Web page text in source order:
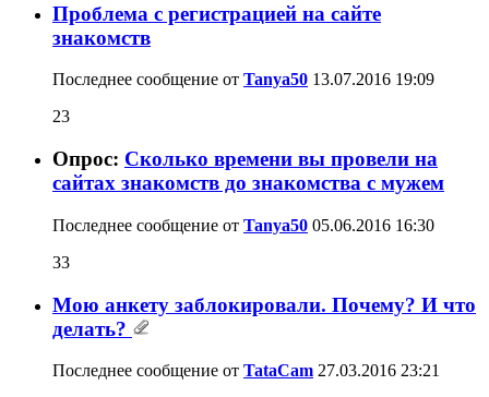
Проблема с регистрацией на сайте
знакомств
Последнее сообщение от Tanya50 13.07.2016 19:09
23
Опрос: Сколько времени вы провели на
сайтах знакомств до знакомства с мужем
Последнее сообщение от Tanya50 05.06.2016 16:30
33
Мою анкету заблокировали. Почему? И что
делать?
Последнее сообщение от TataCam 27.03.2016 23:21